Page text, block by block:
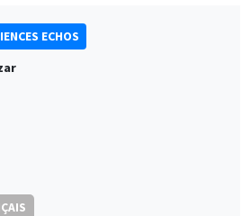
ECHOS